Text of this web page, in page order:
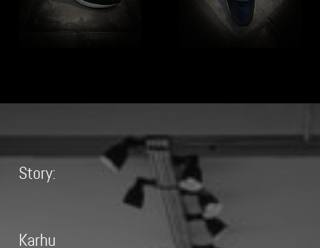
Story:
Karhu